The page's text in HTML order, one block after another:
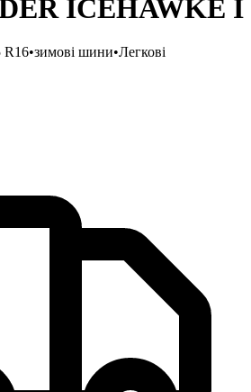
ICEHAWKE I
R16•зимові шини•Легкові